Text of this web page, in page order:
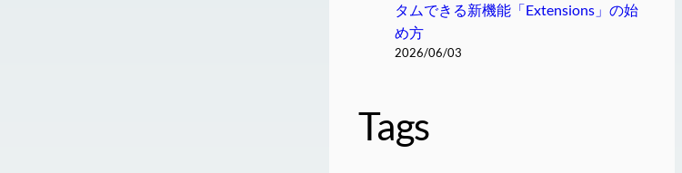
タムできる新機能「Extensions」の始
め方
2026/06/03
Tags